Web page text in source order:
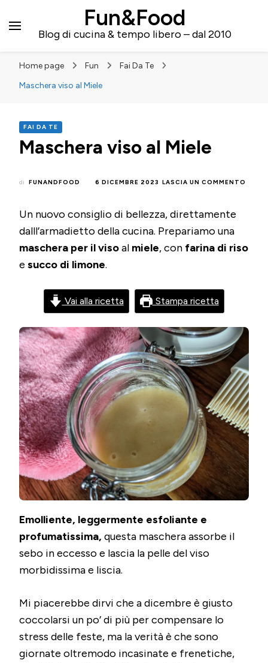
Fun&Food
Blog di cucina & tempo libero – dal 2010
Home page Fun
Fai Da Te
Maschera viso al Miele
FAI DA TE
Maschera viso al Miele
di FUNANDFOOD 6 DICEMBRE 2023 LASCIA UN COMMENTO
Un nuovo consiglio di bellezza, direttamente
dalll’armadietto della cucina. Prepariamo una
maschera per il visoal miele, con farina di riso
e succo di limone.
Vai alla ricetta Stampa ricetta
Emolliente, leggermente esfoliante e
profumatissima, questa maschera assorbe il
sebo in eccesso e lascia la pelle del viso
morbidissima e liscia.
Mi piacerebbe dirvi che a dicembre è giusto
coccolarsi un po’ di più per compensare lo
stress delle feste, ma la verità è che sono
giornate oltremodo incasinate e frenetiche,